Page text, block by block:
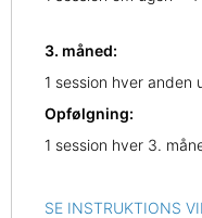
3. måned:
1 session hver anden
Opfølgning:
1 session hver 3.
SE INSTRUKTIONS